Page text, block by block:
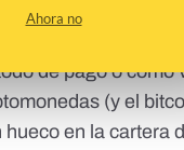
Ahora no
de pago o como
(y el
hueco en la cartera